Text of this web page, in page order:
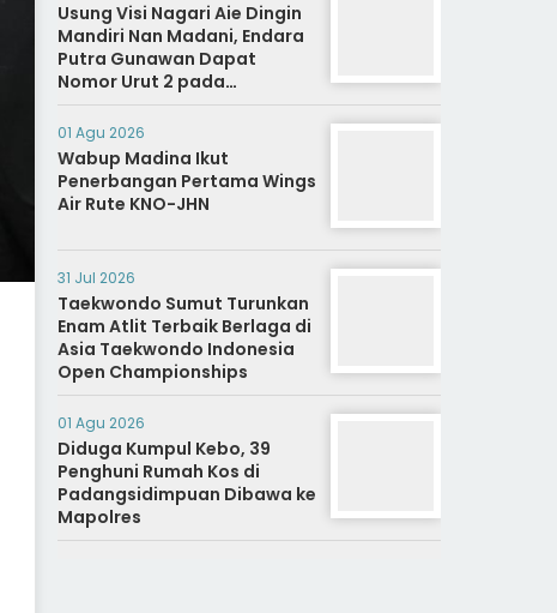
Usung Visi Nagari Aie Dingin
Mandiri Nan Madani, Endara
Putra Gunawan Dapat
Nomor Urut 2 pada
Penetapan Calon Wali
Nagari.
01 Agu 2026
Wabup Madina Ikut
Penerbangan Pertama Wings
Air Rute KNO-JHN
31 Jul 2026
Taekwondo Sumut Turunkan
Enam Atlit Terbaik Berlaga di
Asia Taekwondo Indonesia
Open Championships
01 Agu 2026
Diduga Kumpul Kebo, 39
Penghuni Rumah Kos di
Padangsidimpuan Dibawa ke
Mapolres